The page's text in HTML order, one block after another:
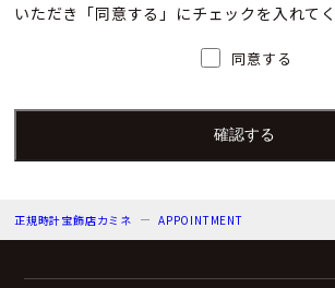
（２）個人情報保護管理者（若し
人）の氏名又は職名、所属及び連
個人情報保護管理者：上根 彩
電子メール：info@kamine.co.jp
（３）個人情報の利用目的
いただき「同意する」にチェックを入れてく
同意する
正規時計宝飾店カミネ APPOINTMENT